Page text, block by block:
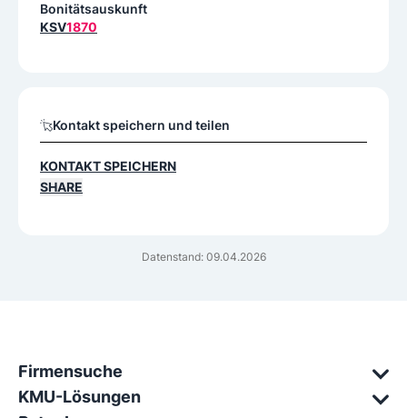
Datenstand: 09.04.2026
Bonitätsauskunft
KSV1870
Kontakt speichern und teilen
KONTAKT SPEICHERN
SHARE
Firmensuche
KMU-Lösungen